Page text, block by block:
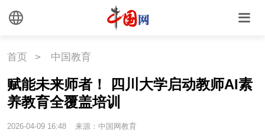
首页 > 中国教育
赋能未来师者！ 四川大学启动教师AI素
养教育全覆盖培训
2026-04-09 16:48 来源：中国网教育